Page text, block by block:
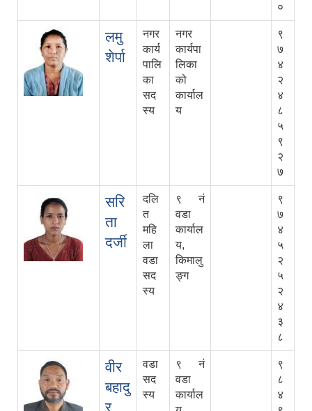
०
लमु
शेर्पा
नगर
कार्य
पालि
का
सद
स्य
नगर
कार्यपा
लिका
को
कार्याल
य
९
७
४
२
४
८
५
९
२
७
सरि
ता
दर्जी
दलि
त
महि
ला
वडा
सद
स्य
९ नं
वडा
कार्याल
य,
किमालु
ङ्ग
९
७
४
५
२
५
२
४
३
८
वीर
बहादु
र
वडा
सद
स्य
९ नं
वडा
कार्याल
९
८
४